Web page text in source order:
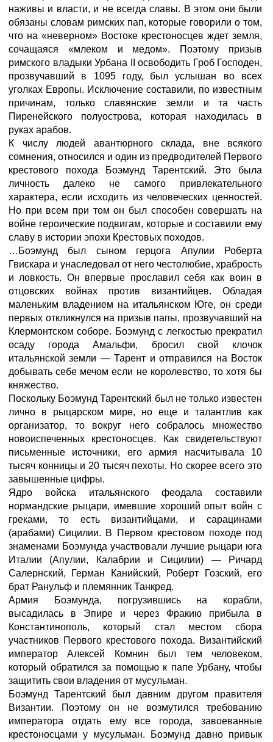
наживы и власти, и не всегда славы. В этом они были
обязаны словам римских пап, которые говорили о том,
что на «неверном» Востоке крестоносцев ждет земля,
сочащаяся «млеком и медом». Поэтому призыв
римского владыки Урбана II освободить Гроб Господен,
прозвучавший в 1095 году, был услышан во всех
уголках Европы. Исключение составили, по известным
причинам, только славянские земли и та часть
Пиренейского полуострова, которая находилась в
руках арабов.
К числу людей авантюрного склада, вне всякого
сомнения, относился и один из предводителей Первого
крестового похода Боэмунд Тарентский. Это была
личность далеко не самого привлекательного
характера, если исходить из человеческих ценностей.
Но при всем при том он был способен совершать на
войне героические подвигам, которые и составили ему
славу в истории эпохи Крестовых походов.
…Боэмунд был сыном герцога Апулии Роберта
Гвискара и унаследовал от него честолюбие, храбрость
и ловкость. Он впервые прославил себя как воин в
отцовских войнах против византийцев. Обладая
маленьким владением на итальянском Юге, он среди
первых откликнулся на призыв папы, прозвучавший на
Клермонтском соборе. Боэмунд с легкостью прекратил
осаду города Амальфи, бросил свой клочок
итальянской земли — Тарент и отправился на Восток
добывать себе мечом если не королевство, то хотя бы
княжество.
Поскольку Боэмунд Тарентский был не только известен
лично в рыцарском мире, но еще и талантлив как
организатор, то вокруг него собралось множество
новоиспеченных крестоносцев. Как свидетельствуют
письменные источники, его армия насчитывала 10
тысяч конницы и 20 тысяч пехоты. Но скорее всего это
завышенные цифры.
Ядро войска итальянского феодала составили
нормандские рыцари, имевшие хороший опыт войн с
греками, то есть византийцами, и сарацинами
(арабами) Сицилии. В Первом крестовом походе под
знаменами Боэмунда участвовали лучшие рыцари юга
Италии (Апулии, Калабрии и Сицилии) — Ричард
Салернский, Герман Канийский, Роберт Гозский, его
брат Ранульф и племянник Танкред.
Армия Боэмунда, погрузившись на корабли,
высадилась в Эпире и через Фракию прибыла в
Константинополь, который стал местом сбора
участников Первого крестового похода. Византийский
император Алексей Комнин был тем человеком,
который обратился за помощью к папе Урбану, чтобы
защитить свои владения от мусульман.
Боэмунд Тарентский был давним другом правителя
Византии. Поэтому он не возмутился требованию
императора отдать ему все города, завоеванные
крестоносцами у мусульман. Боэмунд давно привык